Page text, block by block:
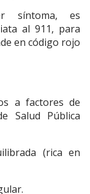
síntoma, es
al 911, para
en código rojo
a factores de
Salud Pública
(rica en